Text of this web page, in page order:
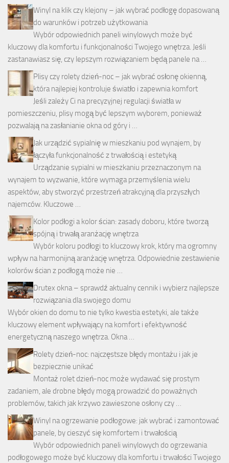
Winyl na klik czy klejony – jak wybrać podłogę dopasowaną
do warunków i potrzeb użytkowania
Wybór odpowiednich paneli winylowych może być
kluczowy dla komfortu i funkcjonalności Twojego wnętrza. Jeśli
zastanawiasz się, czy lepszym rozwiązaniem będą panele na …
Plisy czy rolety dzień-noc – jak wybrać osłonę okienną,
która najlepiej kontroluje światło i zapewnia komfort
Jeśli zależy Ci na precyzyjnej regulacji światła w
pomieszczeniu, plisy mogą być lepszym wyborem, ponieważ
pozwalają na zasłanianie okna od góry i …
Jak urządzić sypialnię w mieszkaniu pod wynajem, by
łączyła funkcjonalność z trwałością i estetyką
Urządzanie sypialni w mieszkaniu przeznaczonym na
wynajem to wyzwanie, które wymaga przemyślenia wielu
aspektów, aby stworzyć przestrzeń atrakcyjną dla przyszłych
najemców. Kluczowe …
Kolor podłogi a kolor ścian: zasady doboru, które tworzą
spójną i trwałą aranżację wnętrza
Wybór koloru podłogi to kluczowy krok, który ma ogromny
wpływ na harmonijną aranżację wnętrza. Odpowiednie zestawienie
kolorów ścian z podłogą może nie …
Drutex okna – sprawdź aktualny cennik i wybierz najlepsze
rozwiązania dla swojego domu
Wybór okien do domu to nie tylko kwestia estetyki, ale także
kluczowy element wpływający na komfort i efektywność
energetyczną naszego wnętrza. Okna …
Rolety dzień-noc: najczęstsze błędy montażu i jak je
bezpiecznie unikać
Montaż rolet dzień-noc może wydawać się prostym
zadaniem, ale drobne błędy mogą prowadzić do poważnych
problemów, takich jak krzywo zawieszone osłony czy …
Winyl na ogrzewanie podłogowe: jak wybrać i zamontować
panele, by cieszyć się komfortem i trwałością
Wybór odpowiednich paneli winylowych do ogrzewania
podłogowego może być kluczowy dla komfortu i trwałości Twojego